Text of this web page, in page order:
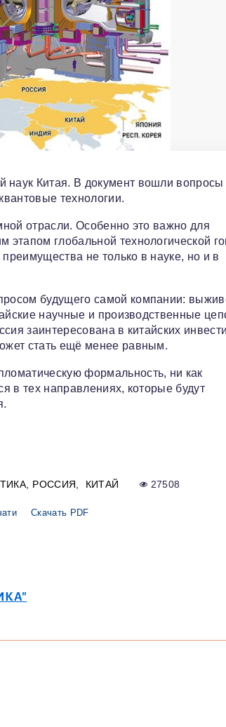
Китая. В документ вошли вопросы
технологии.
отрасли. Особенно это важно для
глобальной технологической
не только в науке, но и в
будущего самой компании:
научные и производственные
заинтересована в китайских
стать ещё менее равным.
формальность, ни как
в тех направлениях, которые будут
РОССИЯ КИТАЙ
27508
Скачать PDF